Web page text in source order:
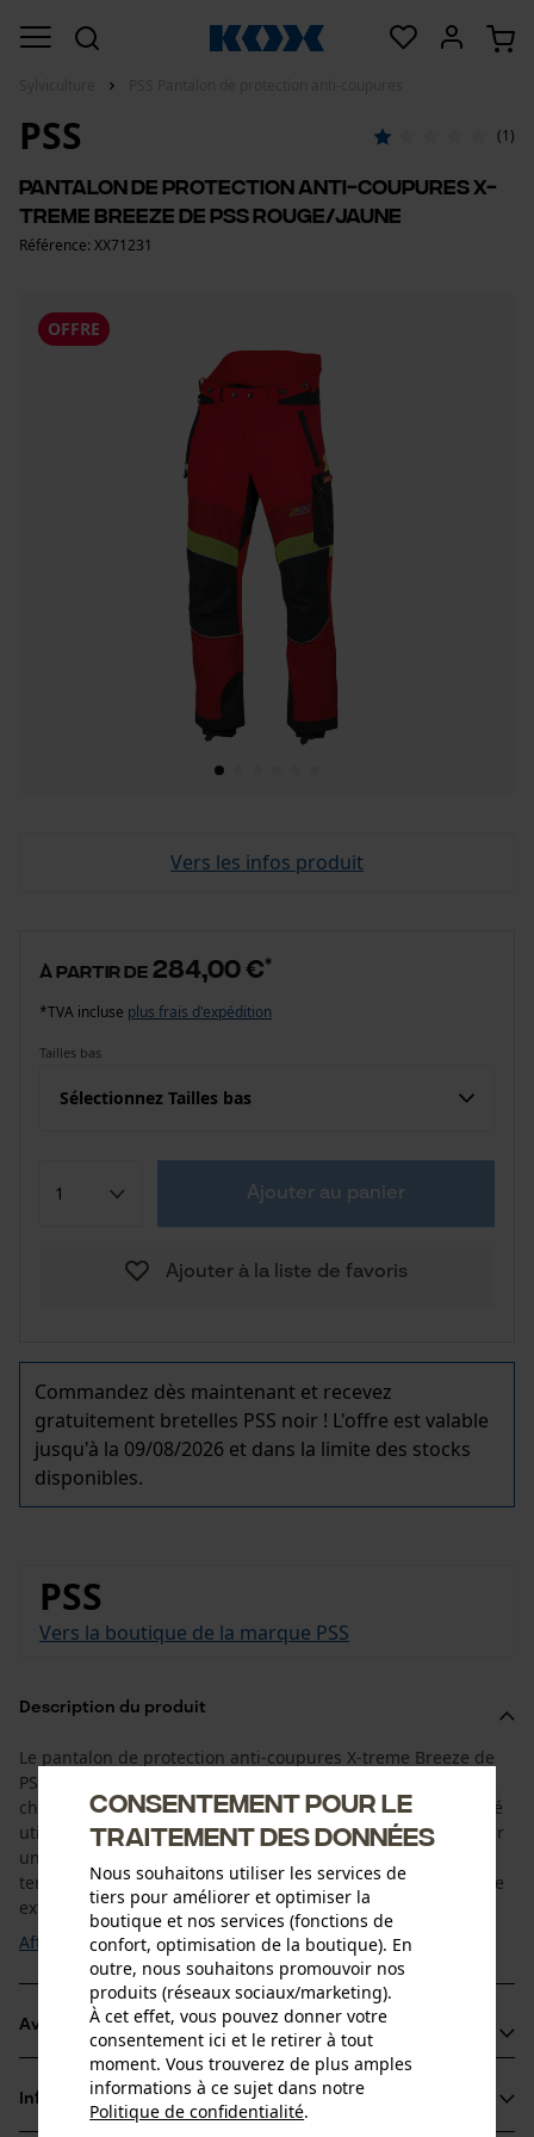
OFFRE
PSS (1)
Pantalon de protection anti-coupures X-
treme Breeze de PSS rouge/jaune
Référence: XX71231
Vers les infos produit
à partir de 284,00 €*
*TVA incluse plus frais d'expédition
Tailles bas
Sélectionnez Tailles bas
Ajouter au panier
Ajouter à la liste de favoris
Commandez dès maintenant et recevez
gratuitement bretelles PSS noir ! L'offre est valable
jusqu'à la 09/08/2026 et dans la limite des stocks
disponibles.
PSS
Vers la boutique de la marque PSS
Description du produit
Le pantalon de protection anti-coupures X-treme Breeze de
PSS est le compagnon idéal lors des journées de grande
chaleur. Une nouvelle fibre dans le domaine du stretch a été
utilisée. Le fil intelligent "Nilit Breeze" procure à son porteur
une sensation de fraîcheur et de confort, en abaissant la
température du corps de jusqu’à 2°C lorsque la température
extérieure augmente. La ...
Afficher plus
Avantages du produit
“Air system d’aération“ pour une thermorégulation de
la partie fessière
Informations sur le produit
Consentement pour le
traitement des données
Nous souhaitons utiliser les services de
tiers pour améliorer et optimiser la
boutique et nos services (fonctions de
confort, optimisation de la boutique). En
outre, nous souhaitons promouvoir nos
produits (réseaux sociaux/marketing).
À cet effet, vous pouvez donner votre
consentement ici et le retirer à tout
moment. Vous trouverez de plus amples
informations à ce sujet dans notre
Politique de confidentialité.
partager